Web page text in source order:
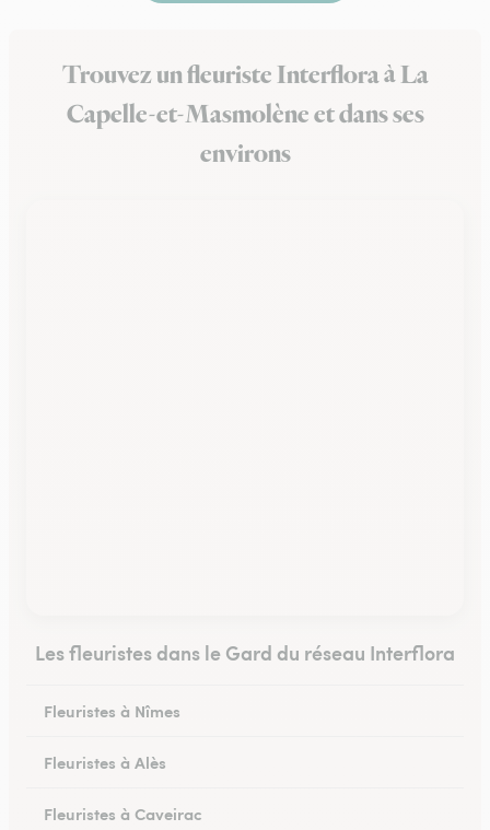
Trouvez un fleuriste Interflora à La
Capelle-et-Masmolène et dans ses
environs
Les fleuristes dans le Gard du réseau Interflora
Fleuristes à Nîmes
Fleuristes à Alès
Fleuristes à Caveirac